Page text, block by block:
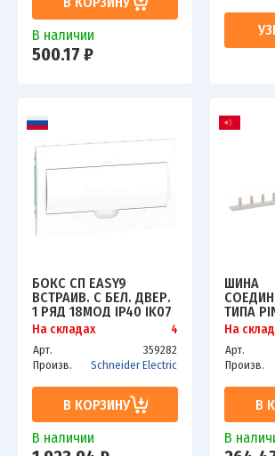
В наличии
500.17 ₽
БОКС СП EASY9
ВСТРАИВ. С БЕЛ. ДВЕР.
1 РЯД 18МОД IP40 IK07
63А 2 КЛЕММЫ SCHE
EZ9E118P2FRU
На складах 4
Арт.
359282
Произв.
Schneider Electric
В КОРЗИНУ
В наличии
ШИНА
ТИПА
НАГР.
63-12
На
Арт.
Произв.
В
В